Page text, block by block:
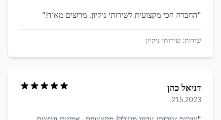
"החברה הכי מקצועית לשירותי ניקיון. מרוצים מאוד!"
שירות: שירותי ניקיון
דניאל כהן
21.5.2023